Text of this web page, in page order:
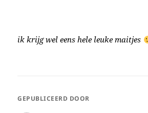
ik krijg wel eens hele leuke maitjes
GEPUBLICEERD DOOR